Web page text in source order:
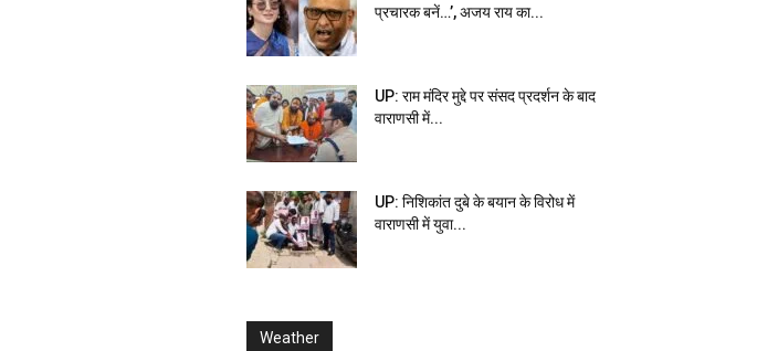
प्रचारक बनें…’, अजय राय का...
UP: राम मंदिर मुद्दे पर संसद प्रदर्शन के बाद
वाराणसी में...
UP: निशिकांत दुबे के बयान के विरोध में
वाराणसी में युवा...
Weather